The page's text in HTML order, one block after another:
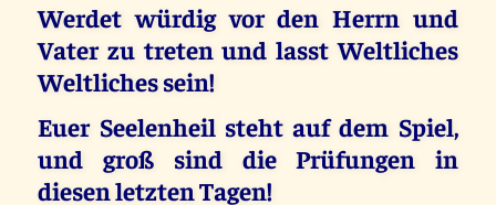
Werdet würdig vor den Herrn und
Vater zu treten und lasst Weltliches
Weltliches sein!
Euer Seelenheil steht auf dem Spiel,
und groß sind die Prüfungen in
diesen letzten Tagen!